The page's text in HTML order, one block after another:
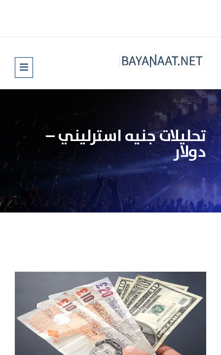
تحليلات جنيه استرليني –
دولار